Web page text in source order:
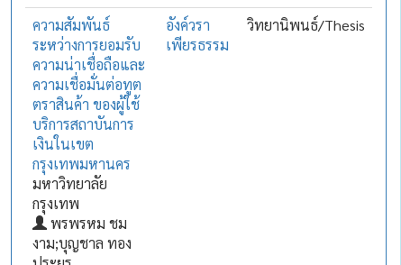
ความสัมพันธ์
ระหว่างการยอมรับ
ความน่าเชื่อถือและ
ความเชื่อมั่นต่อทูต
ตราสินค้า ของผู้ใช้
บริการสถาบันการ
เงินในเขต
กรุงเทพมหานคร
มหาวิทยาลัย
กรุงเทพ
พรพรหม ชม
งาม;บุญชาล ทอง
อังค์วรา
เพียรธรรม
วิทยานิพนธ์/Thesis